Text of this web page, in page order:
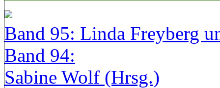
Band 95: Linda Freyberg
Band 94:
Sabine Wolf (Hrsg.)